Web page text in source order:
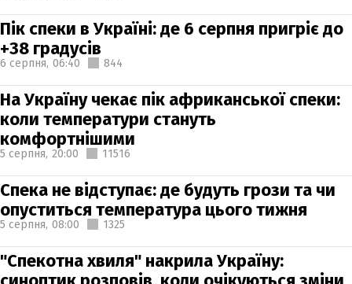
Пік спеки в Україні: де 6 серпня пригріє до
+38 градусів
6 серпня, 06:40 844
На Україну чекає пік африканської спеки:
коли температури стануть
комфортнішими
5 серпня, 20:00 11516
Спека не відступає: де будуть грози та чи
опуститься температура цього тижня
5 серпня, 08:00 1325
"Спекотна хвиля" накрила Україну: